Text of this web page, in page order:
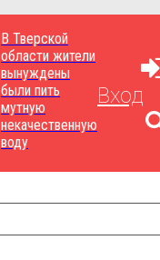
В Тверской
области жители
вынуждены
были пить
мутную
некачественную
воду
Вход